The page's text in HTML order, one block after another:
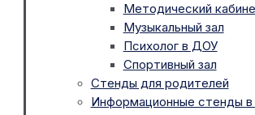
Методический
Музыкальный зал
Психолог в ДОУ
Спортивный зал
Стенды для родителей
Информационные стенды